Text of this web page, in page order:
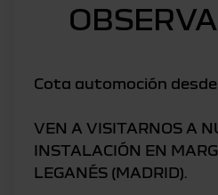
Cota automoción desde
VEN A VISITARNOS A
INSTALACIÓN EN
LEGANÉS (MADRID).